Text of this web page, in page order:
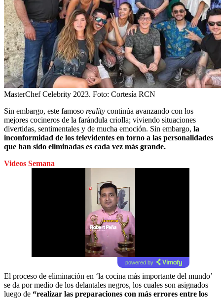
MasterChef Celebrity 2023. Foto: Cortesía RCN
Sin embargo, este famoso reality continúa avanzando con los
mejores cocineros de la farándula criolla; viviendo situaciones
divertidas, sentimentales y de mucha emoción. Sin embargo, la
inconformidad de los televidentes en torno a las personalidades
que han sido eliminadas es cada vez más grande.
Videos Semana
powered by
El proceso de eliminación en ‘la cocina más importante del mundo’
se da por medio de los delantales negros, los cuales son asignados
luego de “realizar las preparaciones con más errores entre los